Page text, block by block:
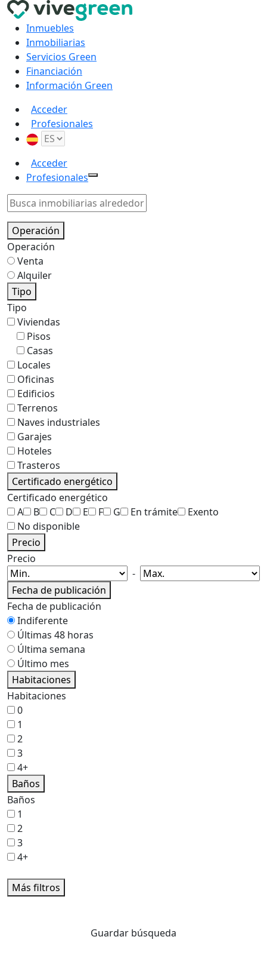
Inmuebles
Inmobiliarias
Servicios Green
Financiación
Información Green
Acceder
Profesionales
Acceder
Profesionales
Operación
Operación
Venta
Alquiler
Tipo
Tipo
Viviendas
Pisos
Casas
Locales
Oficinas
Edificios
Terrenos
Naves industriales
Garajes
Hoteles
Trasteros
Certificado energético
Certificado energético
A
B C D E F G En trámite
Exento
No disponible
Precio
Precio
-
Fecha de publicación
Fecha de publicación
Indiferente
Últimas 48 horas
Última semana
Último mes
Habitaciones
Habitaciones
0
1
2
3
4+
Baños
Baños
1
2
3
4+
Más filtros
Guardar búsqueda